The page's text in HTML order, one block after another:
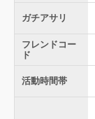
ガチアサリ
フレンドコー
ド
活動時間帯